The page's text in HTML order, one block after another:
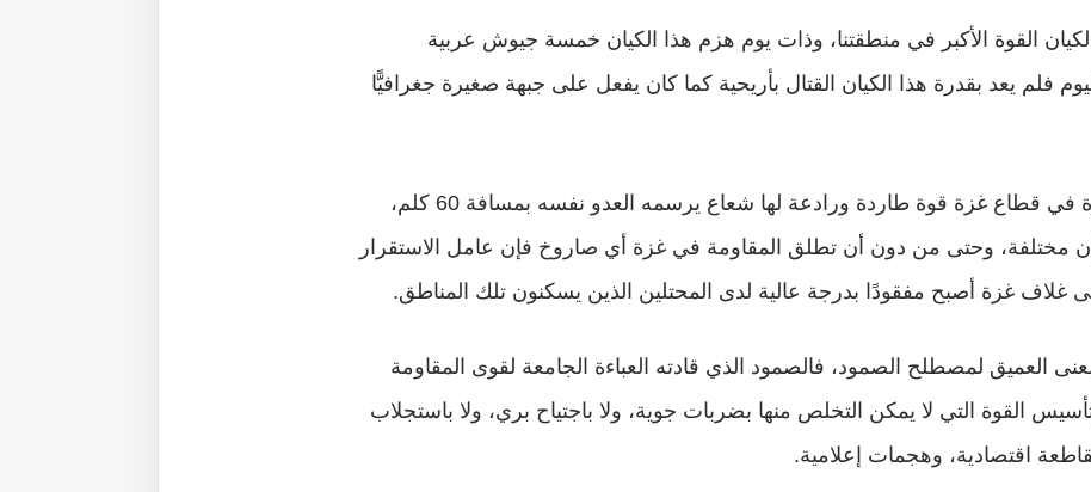
القوة الأكبر في منطقتنا، وذات يوم هزم هذا الكيان خمسة جيوش عربية
فلم يعد بقدرة هذا الكيان القتال بأريحية كما كان يفعل على جبهة صغيرة جغرافيًّا
شكل تكوين القدرة في قطاع غزة قوة طاردة ورادعة لها شعاع يرسمه العدو نفسه بمسافة 60 كلم،
مختلفة، وحتى من دون أن تطلق المقاومة في غزة أي صاروخ فإن عامل الاستقرار
غلاف غزة أصبح مفقودًا بدرجة عالية لدى المحتلين الذين يسكنون تلك المناطق.
العميق لمصطلح الصمود، فالصمود الذي قادته العباءة الجامعة لقوى المقاومة
القوة التي لا يمكن التخلص منها بضربات جوية، ولا باجتياح بري، ولا باستجلاب
اقتصادية، وهجمات إعلامية.